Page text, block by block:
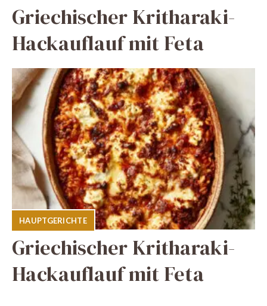
Griechischer Kritharaki-
Hackauflauf mit Feta
HAUPTGERICHTE
Griechischer Kritharaki-
Hackauflauf mit Feta